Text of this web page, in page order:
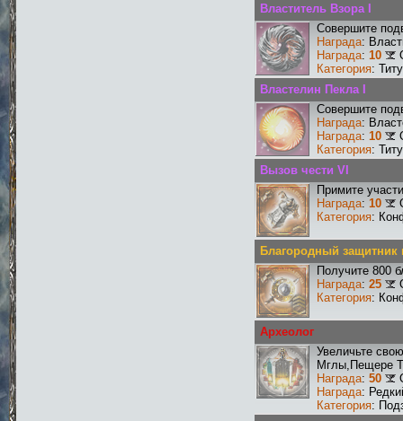
Властитель Взора I
Совершите
Награда:
Награда: 10
Категория:
Властелин Пекла I
Совершите
Награда:
Награда: 10
Категория:
Вызов чести VI
Примите
Награда: 10
Категория:
Благородный защитник
Получите 800
Награда: 25
Категория:
Археолог
Увеличьте
Мглы,Пещере
Награда: 50
Награда:
Категория: